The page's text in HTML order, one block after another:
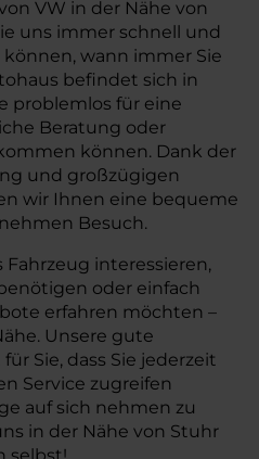
VW in der Nähe von
uns immer schnell und
wann immer Sie
befindet sich in
problemlos für eine
Beratung oder
können. Dank der
und großzügigen
wir Ihnen eine bequeme
Besuch.
Fahrzeug interessieren,
oder einfach
erfahren möchten –
Unsere gute
Sie, dass Sie jederzeit
Service zugreifen
auf sich nehmen zu
in der Nähe von Stuhr